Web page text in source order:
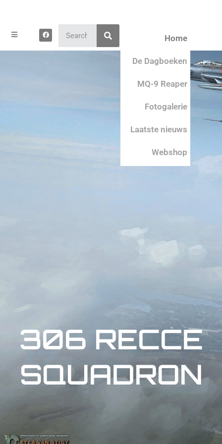
F
a
c
e
Home
De Dagboeken
MQ-9 Reaper
Fotogalerie
Laatste nieuws
Webshop
306 RECCE
SQUADRON